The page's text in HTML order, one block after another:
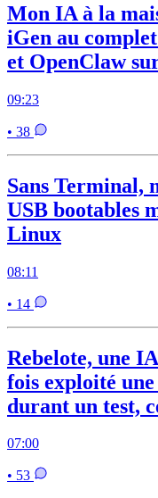
Mon IA à la
iGen au
et OpenClaw
09:23
• 38
Sans Terminal,
USB bootables
Linux
08:11
• 14
Rebelote, une
fois exploité
durant un test,
07:00
• 53